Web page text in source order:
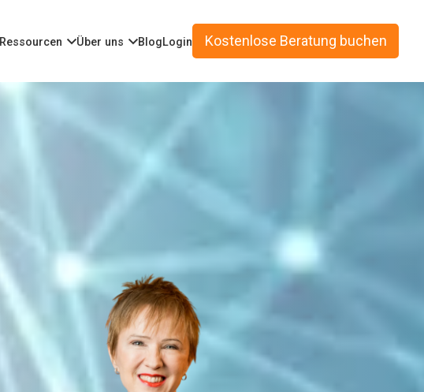
Ressourcen Über uns BlogLogin Kostenlose Beratung buchen